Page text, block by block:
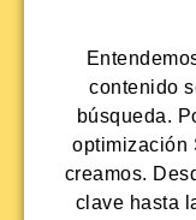
contenido
búsqueda.
optimización
creamos.
clave hasta